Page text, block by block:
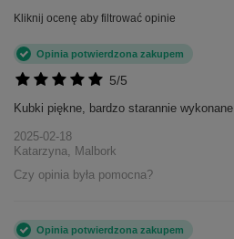
Kliknij ocenę aby filtrować opinie
5/5
Opinia potwierdzona zakupem
Kubki piękne, bardzo starannie wykonane.
2025-02-18
Katarzyna, Malbork
Czy opinia była pomocna?
Opinia potwierdzona zakupem